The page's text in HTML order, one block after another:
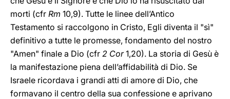
morti (cfr Rm 10,9). Tutte le linee dell’Antico
Testamento si raccolgono in Cristo, Egli diventa il "sì"
definitivo a tutte le promesse, fondamento del nostro
"Amen" finale a Dio (cfr 2 Cor1,20). La storia di Gesù è
la manifestazione piena dell’affidabilità di Dio. Se
Israele ricordava i grandi atti di amore di Dio, che
formavano il centro della sua confessione e aprivano